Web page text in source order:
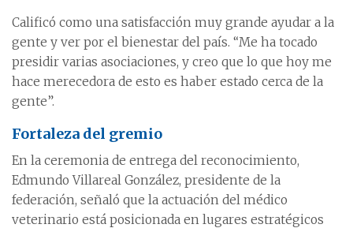
Calificó como una satisfacción muy grande ayudar a la
gente y ver por el bienestar del país. “Me ha tocado
presidir varias asociaciones, y creo que lo que hoy me
hace merecedora de esto es haber estado cerca de la
gente”.
Fortaleza del gremio
En la ceremonia de entrega del reconocimiento,
Edmundo Villareal González, presidente de la
federación, señaló que la actuación del médico
veterinario está posicionada en lugares estratégicos